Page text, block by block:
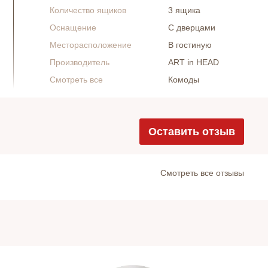
Количество ящиков
3 ящика
Оснащение
С дверцами
Месторасположение
В гостиную
Производитель
ART in HEAD
Смотреть все
Комоды
Оставить отзыв
Cмотреть все отзывы